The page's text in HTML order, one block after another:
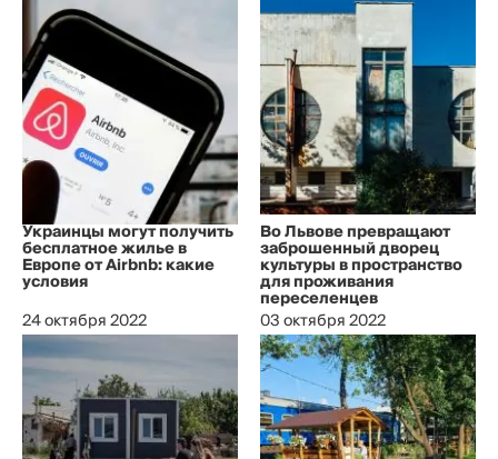
Украинцы могут получить
бесплатное жилье в
Европе от Airbnb: какие
условия
24 октября 2022
Во Львове превращают
заброшенный дворец
культуры в пространство
для проживания
переселенцев
03 октября 2022